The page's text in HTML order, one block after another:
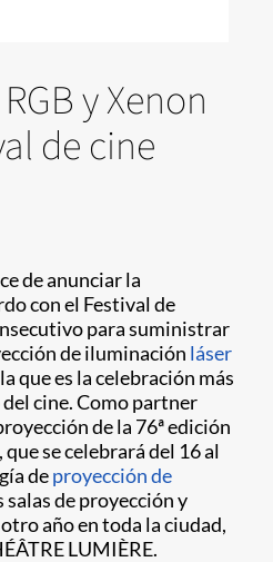
y Xenon
de cine
de anunciar la
con el Festival de
para suministrar
de iluminación láser
que es la celebración más
cine. Como partner
de la 76ª edición
, que se celebrará del 16 al
deproyección de
de proyección y
año en toda la ciudad,
LUMIÈRE.